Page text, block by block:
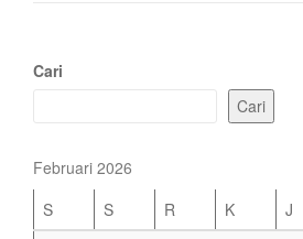
Cari
Cari
Februari 2026
S
S R K J